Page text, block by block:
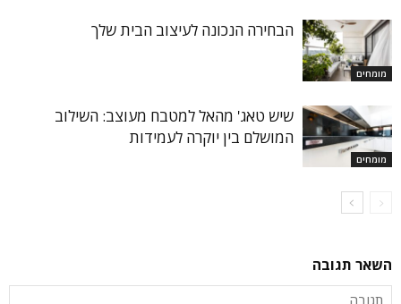
מומחים
הבחירה הנכונה לעיצוב הבית שלך
מומחים
שיש טאג' מהאל למטבח מעוצב: השילוב
המושלם בין יוקרה לעמידות
השאר תגובה